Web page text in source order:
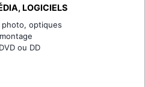
LOGICIELS
photo, optiques
ou DD